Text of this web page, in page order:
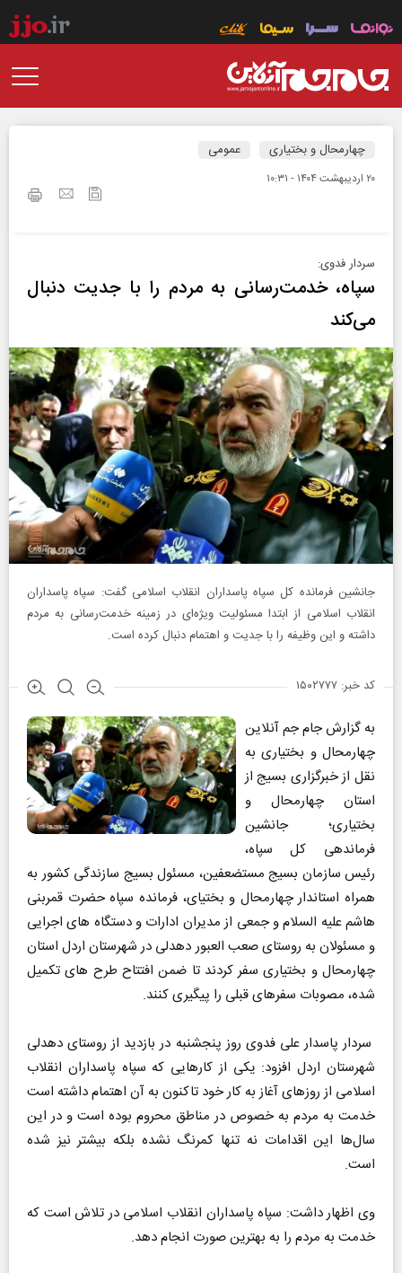
چهارمحال و بختیاری عمومی
۲۰ ارديبهشت ۱۴۰۴ - ۱۰:۳۱
سردار فدوی:
سپاه، خدمت‌رسانی به مردم را با جدیت دنبال
می‌کند
جانشین فرمانده کل سپاه پاسداران انقلاب اسلامی گفت: سپاه پاسداران
انقلاب اسلامی از ابتدا مسئولیت ویژه‌ای در زمینه خدمت‌رسانی به مردم
داشته و این وظیفه را با جدیت و اهتمام دنبال کرده است.
کد خبر: ۱۵۰۲۷۷۷
به گزارش جام جم آنلاین
چهارمحال و بختیاری به
نقل از خبرگزاری بسیج از
استان چهارمحال و
بختیاری؛ جانشین
فرماندهی کل سپاه،
رئیس سازمان بسیج مستضعفین، مسئول بسیج سازندگی کشور به
همراه استاندار چهارمحال و بختیای، فرمانده سپاه حضرت قمربنی
هاشم علیه السلام و جمعی از مدیران ادارات و دستگاه های اجرایی
و مسئولان به روستای صعب العبور دهدلی در شهرستان اردل استان
چهارمحال و بختیاری سفر کردند تا ضمن افتتاح طرح های تکمیل
شده، مصوبات سفرهای قبلی را پیگیری کنند.
سردار پاسدار علی فدوی روز پنجشنبه در بازدید از روستای دهدلی
شهرستان اردل افزود: یکی از کارهایی که سپاه پاسداران انقلاب
اسلامی از روزهای آغاز به کار خود تاکنون به آن اهتمام داشته است
خدمت به مردم به خصوص در مناطق محروم بوده است و در این
سال‌ها این اقدامات نه تنها کمرنگ نشده بلکه بیشتر نیز شده
است.
وی اظهار داشت: سپاه پاسداران انقلاب اسلامی در تلاش است که
خدمت به مردم را به بهترین صورت انجام دهد.